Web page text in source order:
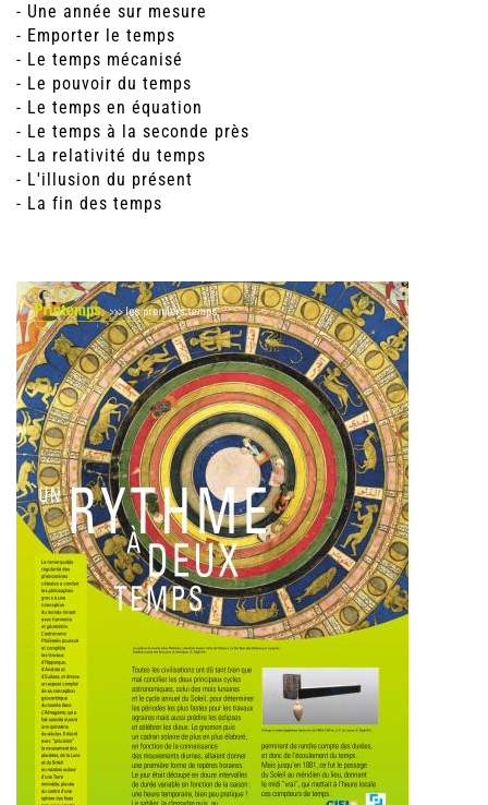
- Une année sur mesure
- Emporter le temps
- Le temps mécanisé
- Le pouvoir du temps
- Le temps en équation
- Le temps à la seconde près
- La relativité du temps
- L'illusion du présent
- La fin des temps